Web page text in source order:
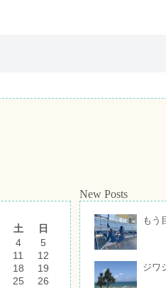
土
日
4
5
11
12
18
19
25
26
New Posts
もう
ジワ